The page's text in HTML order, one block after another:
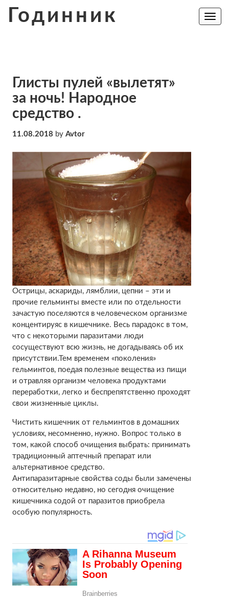
Годинник
Toggle
Глисты пулей «вылетят»
за ночь! Народное
средство .
11.08.2018 by Avtor
Острицы, аскариды, лямблии, цепни – эти и
прочие гельминты вместе или по отдельности
зачастую поселяются в человеческом организме
концентируяс в кишечнике. Весь парадокс в том,
что с некоторыми паразитами люди
сосуществуют всю жизнь, не догадываясь об их
присутствии.Тем временем «поколения»
гельминтов, поедая полезные вещества из пищи
и отравляя организм человека продуктами
переработки, легко и беспрепятственно проходят
свои жизненные циклы.
Чистить кишечник от гельминтов в домашних
условиях, несомненно, нужно. Вопрос только в
том, какой способ очищения выбрать: принимать
традиционный аптечный препарат или
альтернативное средство.
Антипаразитарные свойства соды были замечены
относительно недавно, но сегодня очищение
кишечника содой от паразитов приобрела
особую популярность.